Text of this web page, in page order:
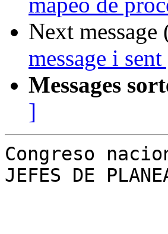
Next
message i
Messages
]
Congreso
JEFES DE